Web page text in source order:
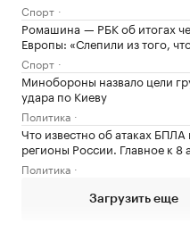
Спорт
Ромашина — РБК об итогах
Европы: «Слепили из того,
Спорт
Минобороны назвало цели
удара по Киеву
Политика
Что известно об атаках БПЛА
регионы России. Главное к 8
Политика
Загрузить еще